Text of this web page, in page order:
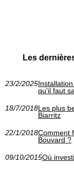
Les
23/2/2025
qu'il faut
18/7/2018Les plus
Biarritz
22/1/2018Comment
Bouvard ?
09/10/2015Où